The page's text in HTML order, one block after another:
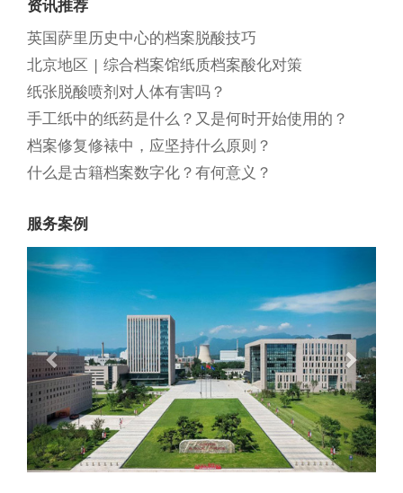
资讯推荐
英国萨里历史中心的档案脱酸技巧
北京地区 | 综合档案馆纸质档案酸化对策
纸张脱酸喷剂对人体有害吗？
手工纸中的纸药是什么？又是何时开始使用的？
档案修复修裱中，应坚持什么原则？
什么是古籍档案数字化？有何意义？
服务案例
Previous